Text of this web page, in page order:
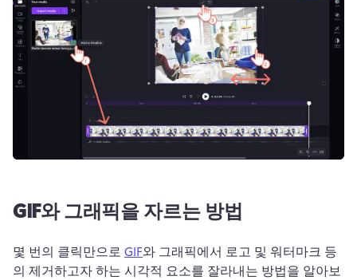
GIF와 그래픽을 자르는 방법
몇 번의 클릭만으로 GIF와 그래픽에서 로고 및 워터마크 등
의 제거하고자 하는 시각적 요소를 잘라내는 방법을 알아보